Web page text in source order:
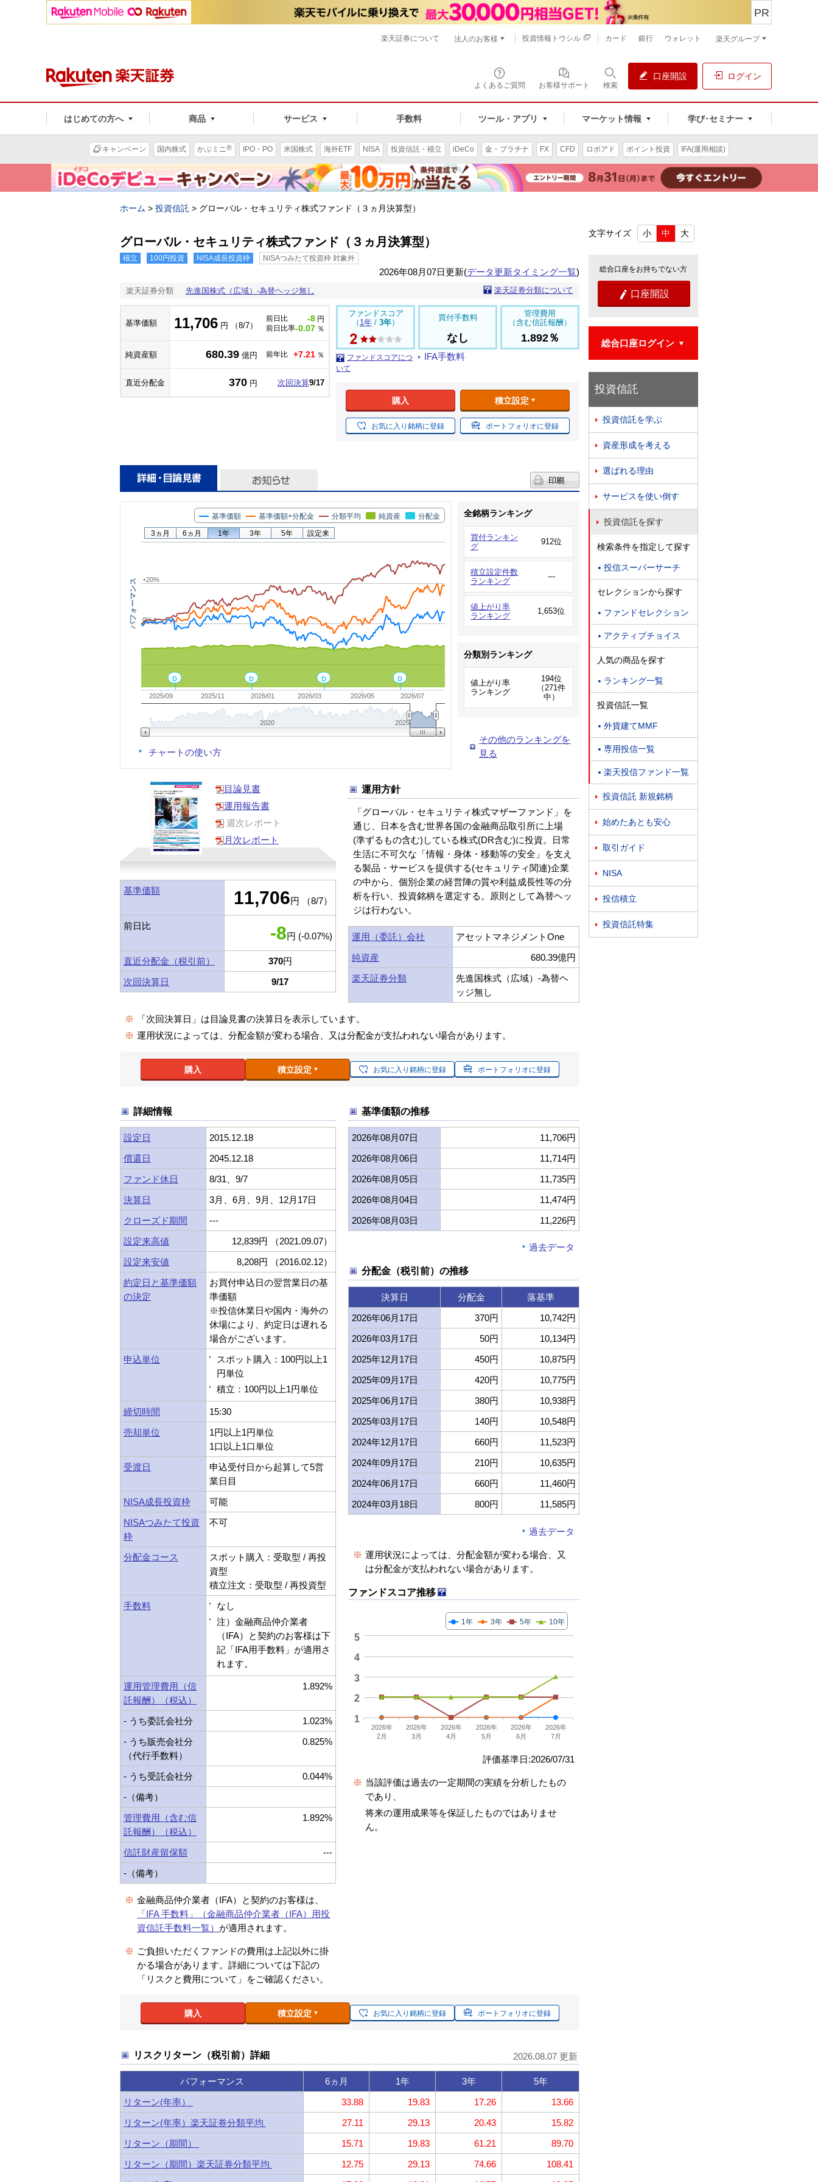
よくあるご質問 お客様サポート 検索
口座開設 ログイン
はじめての方へ 商品 サービス 手数料 ツール・アプリ マーケット情報 学び･セミナー
PR
楽天証券について 法人のお客様 投資情報トウシル カード 銀行 ウォレット 楽天グループ
キャンペーン 国内株式 かぶミニ® IPO・PO 米国株式 海外ETF NISA 投資信託・積立 iDeCo 金・プラチナ FX CFD ロボアド ポイント投資 IFA(運用相談)
ホーム > 投資信託 > グローバル・セキュリティ株式ファンド（３ヵ月決算型）
グローバル・セキュリティ株式ファンド（３ヵ月決算型）
積立 100円投資 NISA成長投資枠 NISAつみたて投資枠 対象外
2026年08月07日更新(データ更新タイミング一覧)
楽天証券分類 先進国株式（広域）-為替ヘッジ無し 楽天証券分類について
基準価額 11,706 円 （8/7）
前日比 -8 円
前日比率-0.07 ％
純資産額 680.39 億円 前年比 +7.21 ％
直近分配金 370 円 次回決算9/17
ファンドスコア
（ 1年 / 3年）
ファンドスコアにつ
いて
買付手数料
なし
IFA手数料
管理費用
（含む信託報酬）
1.892％
購入 積立設定
お気に入り銘柄に登録 ポートフォリオに登録
パフォーマンス
D
D
D
D
基準価額 基準価額+分配金 分類平均 純資産 分配金
2025/09 2025/11 2026/01 2026/03 2026/05 2026/07
2020 2025
0%
+20%
3ヵ月 6ヵ月 1年 3年 5年 設定来
チャートの使い方
全銘柄ランキング
買付ランキン
グ
912位
積立設定件数
ランキング
---
値上がり率
ランキング
1,653位
分類別ランキング
値上がり率
ランキング
194位
（271件
中）
その他のランキングを
見る
目論見書
運用報告書
週次レポート
月次レポート
基準価額 11,706円 （8/7）
前日比 -8円 (-0.07%)
直近分配金（税引前） 370円
次回決算日
9/17
運用方針
「グローバル・セキュリティ株式マザーファンド」を
通じ、日本を含む世界各国の金融商品取引所に上場
(準ずるもの含む)している株式(DR含む)に投資。日常
生活に不可欠な「情報・身体・移動等の安全」を支え
る製品・サービスを提供する(セキュリティ関連)企業
の中から、個別企業の経営陣の質や利益成長性等の分
析を行い、投資銘柄を選定する。原則として為替ヘッ
ジは行わない。
運用（委託）会社
アセットマネジメントOne
純資産
680.39億円
楽天証券分類
先進国株式（広域）-為替ヘ
ッジ無し
※
「次回決算日」は目論見書の決算日を表示しています。
※ 運用状況によっては、分配金額が変わる場合、又は分配金が支払われない場合があります。
購入 積立設定 お気に入り銘柄に登録 ポートフォリオに登録
詳細情報
設定日
2015.12.18
償還日
2045.12.18
ファンド休日
8/31、9/7
決算日
3月、6月、9月、12月17日
クローズド期間
---
設定来高値
12,839円 （2021.09.07）
設定来安値
8,208円 （2016.02.12）
約定日と基準価額
の決定
お買付申込日の翌営業日の基
準価額
※投信休業日や国内・海外の
休場により、約定日は遅れる
場合がございます。
申込単位
スポット購入：100円以上1
円単位
積立：100円以上1円単位
締切時間
15:30
売却単位
1円以上1円単位
1口以上1口単位
受渡日
申込受付日から起算して5営
業日目
NISA成長投資枠
可能
NISAつみたて投資
枠
不可
分配金コース
スポット購入：受取型 / 再投
資型
積立注文：受取型 / 再投資型
手数料
なし
注）金融商品仲介業者
（IFA）と契約のお客様は下
記「IFA用手数料」が適用さ
れます。
運用管理費用（信
託報酬）（税込）
1.892%
- うち委託会社分
1.023%
- うち販売会社分
（代行手数料）
0.825%
- うち受託会社分
0.044%
-（備考）
管理費用（含む信
託報酬）（税込）
1.892%
信託財産留保額
---
-（備考）
※ 金融商品仲介業者（IFA）と契約のお客様は、
「IFA 手数料」（金融商品仲介業者（IFA）用投
資信託手数料一覧） が適用されます。
※ ご負担いただくファンドの費用は上記以外に掛
かる場合があります。詳細については下記の
「リスクと費用について」をご確認ください。
基準価額の推移
2026年08月07日
11,706円
2026年08月06日
11,714円
2026年08月05日
11,735円
2026年08月04日
11,474円
2026年08月03日
11,226円
過去データ
分配金（税引前）の推移
決算日 分配金
落基準
2026年06月17日
370円
10,742円
2026年03月17日
50円
10,134円
2025年12月17日
450円
10,875円
2025年09月17日
420円
10,775円
2025年06月17日
380円
10,938円
2025年03月17日
140円
10,548円
2024年12月17日
660円
11,523円
2024年09月17日
210円
10,635円
2024年06月17日
660円
11,460円
2024年03月18日
800円 11,585円
過去データ
※ 運用状況によっては、分配金額が変わる場合、又
は分配金が支払われない場合があります。
ファンドスコア推移
1年 3年 5年 10年
2026年
2月
2026年
3月
2026年
4月
2026年
5月
2026年
6月
2026年
7月
1
2
3
4
5
評価基準日:2026/07/31
※ 当該評価は過去の一定期間の実績を分析したもの
であり、
将来の運用成果等を保証したものではありませ
ん。
購入 積立設定 お気に入り銘柄に登録 ポートフォリオに登録
リスクリターン（税引前）詳細 2026.08.07 更新
パフォーマンス 6ヵ月 1年 3年
5年
リターン(年率）
33.88 19.83 17.26
13.66
リターン(年率）楽天証券分類平均
27.11 29.13 20.43
15.82
リターン（期間）
15.71 19.83 61.21
89.70
リターン（期間）楽天証券分類平均
12.75 29.13 74.66
108.41
文字サイズ 小 中 大
総合口座をお持ちでない方
 口座開設
総合口座ログイン
投資信託
 投資信託を学ぶ
 資産形成を考える
 選ばれる理由
 サービスを使い倒す
 投資信託を探す
検索条件を指定して探す
 投信スーパーサーチ
セレクションから探す
 ファンドセレクション
 アクティブチョイス
人気の商品を探す
 ランキング一覧
投資信託一覧
 外貨建てMMF
 専用投信一覧
 楽天投信ファンド一覧
 投資信託 新規銘柄
 始めたあとも安心
 取引ガイド
 NISA
 投信積立
 投資信託特集